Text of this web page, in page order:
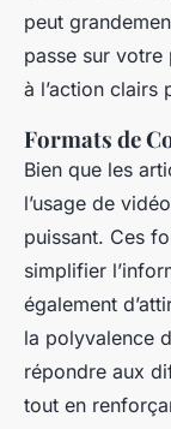
peut
passe sur votre
à l’action clairs
Formats de
Bien que les
l’usage de
puissant. Ces
simplifier
également
la polyvalence
répondre aux
tout en